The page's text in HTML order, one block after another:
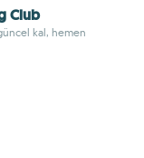
Club
kal, hemen